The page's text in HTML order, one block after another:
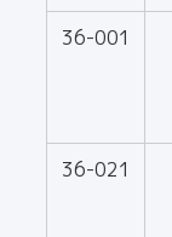
36-001
36-021